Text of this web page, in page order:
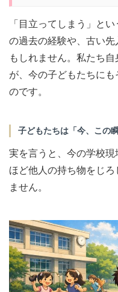
「目立ってしまう」と
の過去の経験や、古い
もしれません。私たち
が、今の子どもたちに
のです。
子どもたちは「今、この
実を言うと、今の学校
ほど他人の持ち物をじ
ません。